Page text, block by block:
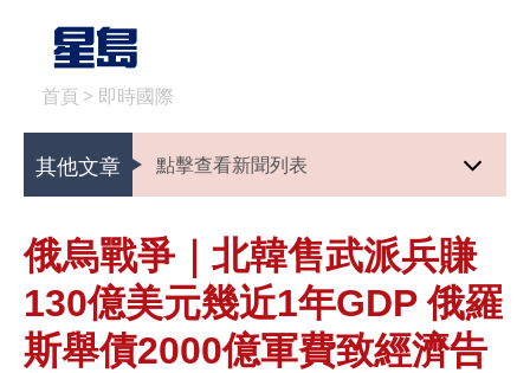
首頁 > 即時國際
其他文章 點擊查看新聞列表
俄烏戰爭｜北韓售武派兵賺
130億美元幾近1年GDP 俄羅
斯舉債2000億軍費致經濟告